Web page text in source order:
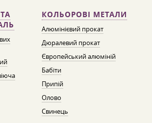
КОЛЬОРОВІ МЕТАЛИ
Алюмінієвий прокат
Дюралевий прокат
Європейський алюміній
Бабіти
Припій
Олово
Свинець